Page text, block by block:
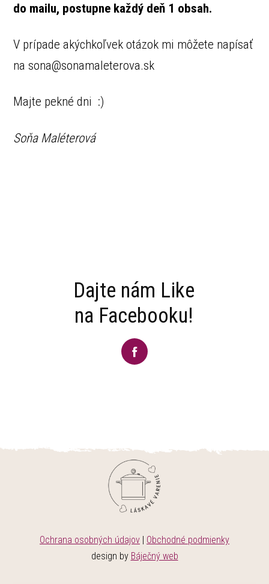
do mailu, postupne každý deň 1 obsah.
V prípade akýchkoľvek otázok mi môžete napísať
na sona@sonamaleterova.sk
Majte pekné dni :)
Soňa Maléterová
Dajte nám Like
na Facebooku!
Ochrana osobných údajov | Obchodné podmienky
design by Báječný web